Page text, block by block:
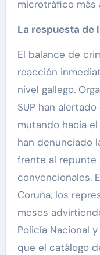
microtráfico más
La respuesta de
El balance de
reacción
nivel gallego.
SUP han
mutando hacia
han denunciado
frente al
convencionales.
Coruña, los
meses
Policía Nacional
que el catálogo